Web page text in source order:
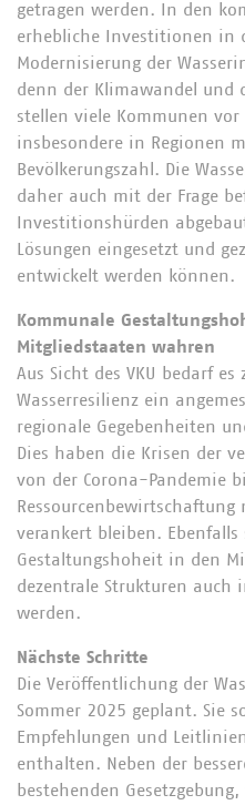
getragen werden. In den
erhebliche Investitionen in
Modernisierung der
denn der Klimawandel und
stellen viele Kommunen vor
insbesondere in Regionen
Bevölkerungszahl. Die
daher auch mit der Frage
Investitionshürden
Lösungen eingesetzt und
entwickelt werden können.
Kommunale
Mitgliedstaaten wahren
Aus Sicht des VKU bedarf es
Wasserresilienz ein
regionale Gegebenheiten
Dies haben die Krisen der
von der Corona-Pandemie
Ressourcenbewirtschaftung
verankert bleiben.
Gestaltungshoheit in den
dezentrale Strukturen auch
werden.
Nächste Schritte
Die Veröffentlichung der
Sommer 2025 geplant. Sie
Empfehlungen und
enthalten. Neben der
bestehenden